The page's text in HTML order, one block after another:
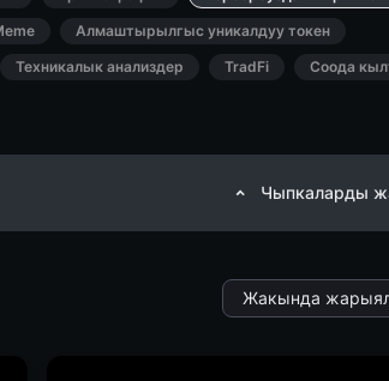
Алмаштырылгыс уникалдуу токен
Техникалык анализдер TradFi
Соода
Чыпкаларды
Жакында